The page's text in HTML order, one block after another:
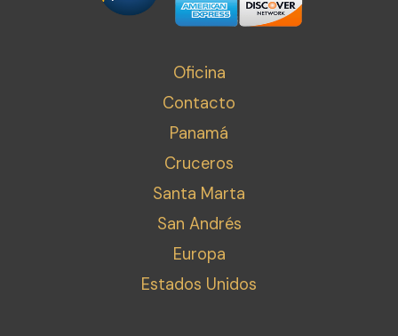
Oficina
Contacto
Panamá
Cruceros
Santa Marta
San Andrés
Europa
Estados Unidos